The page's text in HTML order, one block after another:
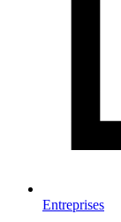
Entreprises